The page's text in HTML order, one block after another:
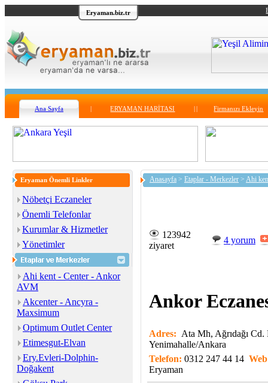
Eryaman.biz.tr
Ana Sayfa ERYAMAN HARİTASI Firmanızı Ekleyin
Eryaman Önemli Linkler
Nöbetçi Eczaneler
Önemli Telefonlar
Kurumlar & Hizmetler
Yönetimler
Ahi kent - Center - Ankor
AVM
Akcenter - Ancyra -
Maxsimum
Optimum Outlet Center
Etimesgut-Elvan
Ery.Evleri-Dolphin-
Doğakent
Anasayfa > Etaplar - Merkezler > Ahi
123942
ziyaret
4 yorum
Ankor
Adres: Ata Mh, Ağrıdağı
Yenimahalle/Ankara
Telefon: 0312 247 44 14
Eryaman